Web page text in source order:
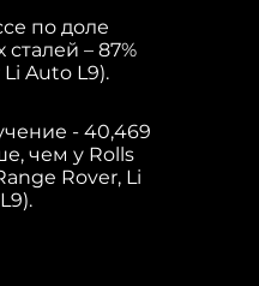
по доле
– 87%
Auto L9).
- 40,469
чем у Rolls
Rover, Li